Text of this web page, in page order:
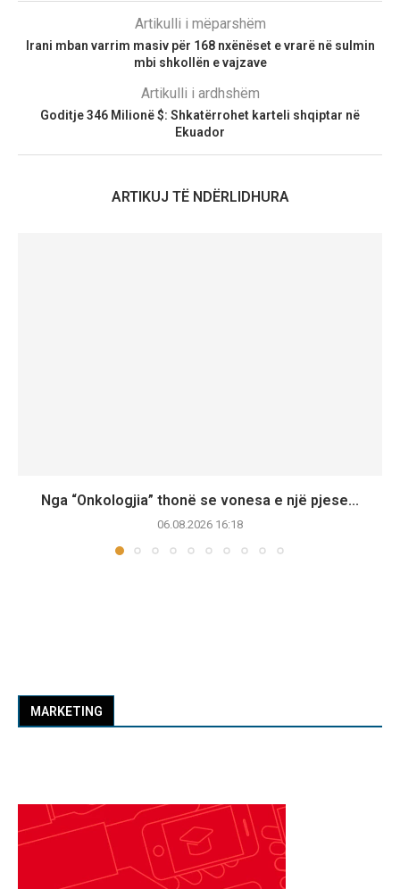
Artikulli i mëparshëm
Irani mban varrim masiv për 168 nxënëset e vrarë në sulmin
mbi shkollën e vajzave
Artikulli i ardhshëm
Goditje 346 Milionë $: Shkatërrohet karteli shqiptar në
Ekuador
ARTIKUJ TË NDËRLIDHURA
Nga “Onkologjia” thonë se vonesa e një pjese...
06.08.2026 16:18
MARKETING